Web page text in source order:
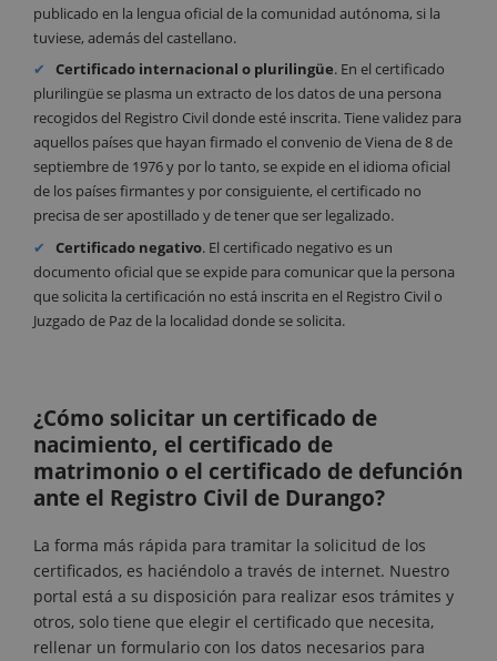
publicado en la lengua oficial de la comunidad autónoma, si la
tuviese, además del castellano.
Certificado internacional o plurilingüe. En el certificado
plurilingüe se plasma un extracto de los datos de una persona
recogidos del Registro Civil donde esté inscrita. Tiene validez para
aquellos países que hayan firmado el convenio de Viena de 8 de
septiembre de 1976 y por lo tanto, se expide en el idioma oficial
de los países firmantes y por consiguiente, el certificado no
precisa de ser apostillado y de tener que ser legalizado.
Certificado negativo. El certificado negativo es un
documento oficial que se expide para comunicar que la persona
que solicita la certificación no está inscrita en el Registro Civil o
Juzgado de Paz de la localidad donde se solicita.
¿Cómo solicitar un certificado de
nacimiento, el certificado de
matrimonio o el certificado de defunción
ante el Registro Civil de Durango?
La forma más rápida para tramitar la solicitud de los
certificados, es haciéndolo a través de internet. Nuestro
portal está a su disposición para realizar esos trámites y
otros, solo tiene que elegir el certificado que necesita,
rellenar un formulario con los datos necesarios para